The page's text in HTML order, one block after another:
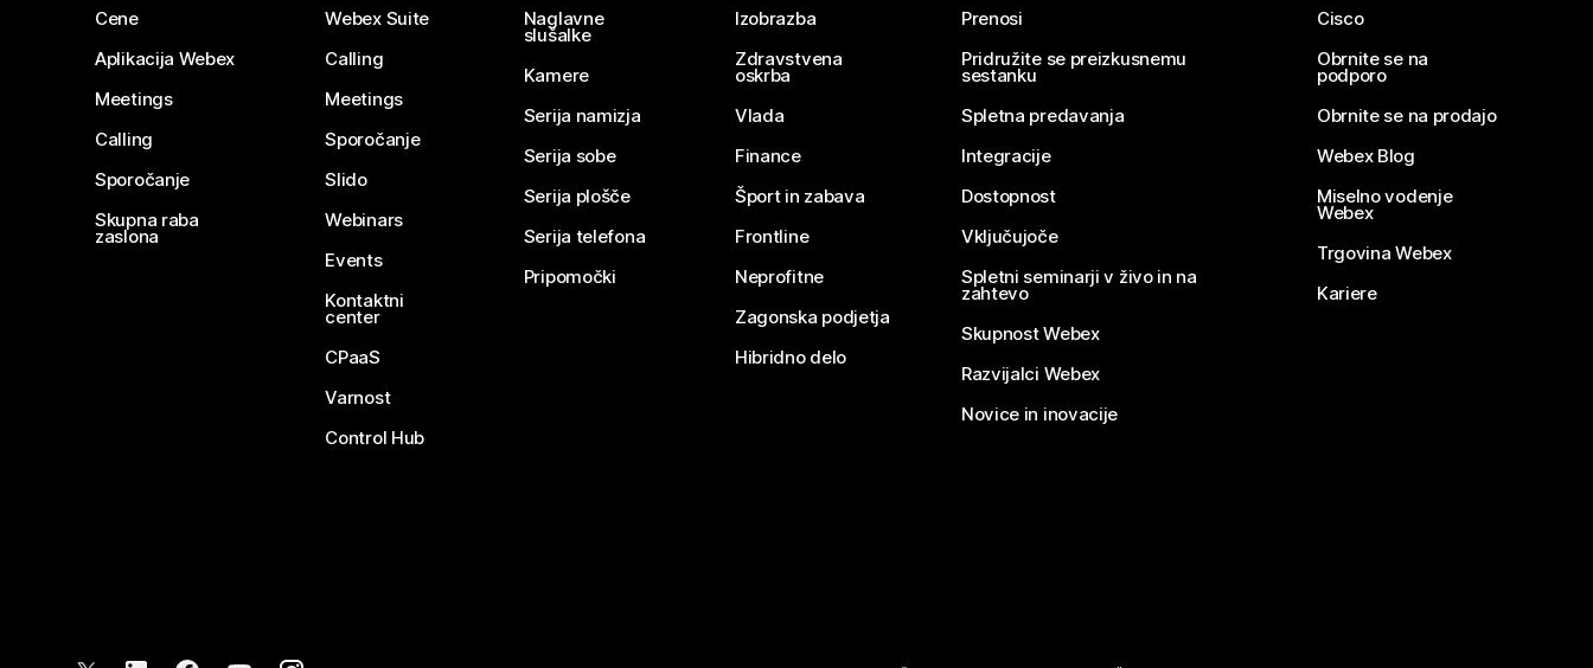
Cene
Aplikacija Webex
Meetings
Calling
Sporočanje
Skupna raba
zaslona
Webex Suite
Calling
Meetings
Sporočanje
Slido
Webinars
Events
Kontaktni
center
CPaaS
Varnost
Control Hub
Naglavne
slušalke
Kamere
Serija namizja
Serija sobe
Serija plošče
Serija telefona
Pripomočki
Izobrazba
Zdravstvena
oskrba
Vlada
Finance
Šport in zabava
Frontline
Neprofitne
Zagonska podjetja
Hibridno delo
Prenosi
Pridružite se preizkusnemu
sestanku
Spletna predavanja
Integracije
Dostopnost
Vključujoče
Spletni seminarji v živo in na
zahtevo
Skupnost Webex
Razvijalci Webex
Novice in inovacije
Cisco
Obrnite se na
podporo
Obrnite se na prodajo
Webex Blog
Miselno vodenje
Webex
Trgovina Webex
Kariere